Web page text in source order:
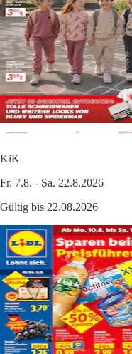
KiK
Fr. 7.8. - Sa. 22.8.2026
Gültig bis 22.08.2026